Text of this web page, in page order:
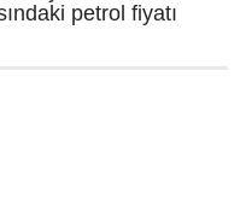
petrol fiyatı